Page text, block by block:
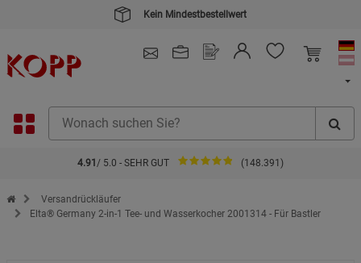
Kein Mindestbestellwert
4.91 / 5.0 - SEHR GUT (148.391)
Zur Startseite des Kopp Verlag Online-Shop
Versandrückläufer
Elta® Germany 2-in-1 Tee- und Wasserkocher 2001314 - Für Bastler